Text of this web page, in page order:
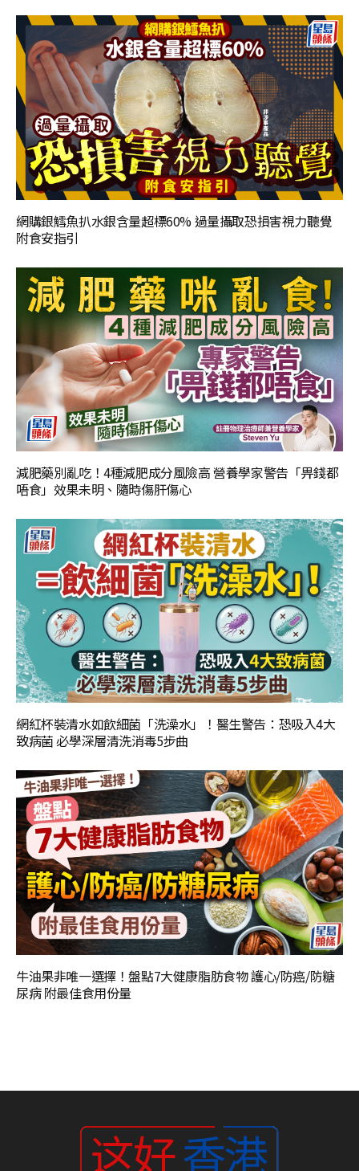
網購銀鱈魚扒水銀含量超標60% 過量攝取恐損害視力聽覺
附食安指引
減肥藥別亂吃！4種減肥成分風險高 營養學家警告「畀錢都
唔食」效果未明、隨時傷肝傷心
網紅杯裝清水如飲細菌「洗澡水」！醫生警告：恐吸入4大
致病菌 必學深層清洗消毒5步曲
牛油果非唯一選擇！盤點7大健康脂肪食物 護心/防癌/防糖
尿病 附最佳食用份量